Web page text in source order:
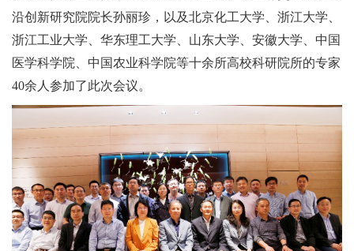
沿创新研究院院长孙丽珍，以及北京化工大学、浙江大学、
浙江工业大学、华东理工大学、山东大学、安徽大学、中国
医学科学院、中国农业科学院等十余所高校科研院所的专家
40余人参加了此次会议。